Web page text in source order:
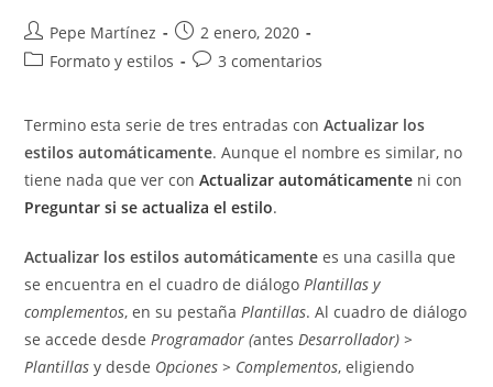
Autor
de
Pepe Martínez
Publicación
de
2 enero, 2020
Categoría
entrada:
Formato y estilos
Comentarios
entrada:
3 comentarios
Termino esta serie de tres entradas conActualizar los
estilos automáticamente. Aunque el nombre es similar, no
tiene nada que ver conActualizar automáticamente ni con
Preguntar si se actualiza el estilo.
Actualizar los estilos automáticamente es una casilla que
se encuentra en el cuadro de diálogoPlantillas y
complementos, en su pestañaPlantillas. Al cuadro de diálogo
se accede desdeProgramador (antesDesarrollador) >
Plantillas y desde Opciones > Complementos, eligiendo